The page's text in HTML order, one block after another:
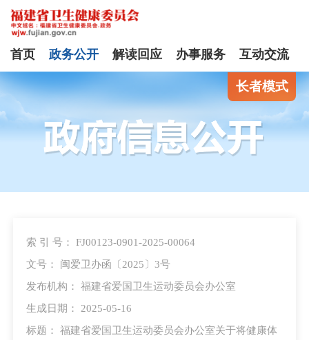
首页 政务公开 解读回应 办事服务 互动交流
长者模式
索 引 号： FJ00123-0901-2025-00064
文号： 闽爱卫办函〔2025〕3号
发布机构： 福建省爱国卫生运动委员会办公室
生成日期： 2025-05-16
标题： 福建省爱国卫生运动委员会办公室关于将健康体